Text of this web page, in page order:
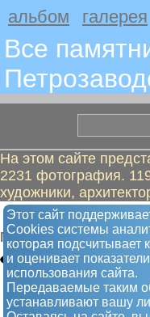
альбом галерея
Все
На этом сайте
2231 фотография.
художники,
Этот сайт
Сookies системы
которая подсчитывает
и оценивает
использования сайта.
Передаваемые таким
устанавливают вашу
Мелентьева
Памятник